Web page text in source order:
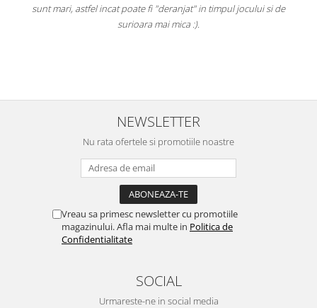
sunt mari, astfel incat poate fi "deranjat" in timpul jocului si de
surioara mai mica :).
NEWSLETTER
Nu rata ofertele si promotiile noastre
Vreau sa primesc newsletter cu promotiile
magazinului. Afla mai multe in Politica de
Confidentialitate
SOCIAL
Urmareste-ne in social media